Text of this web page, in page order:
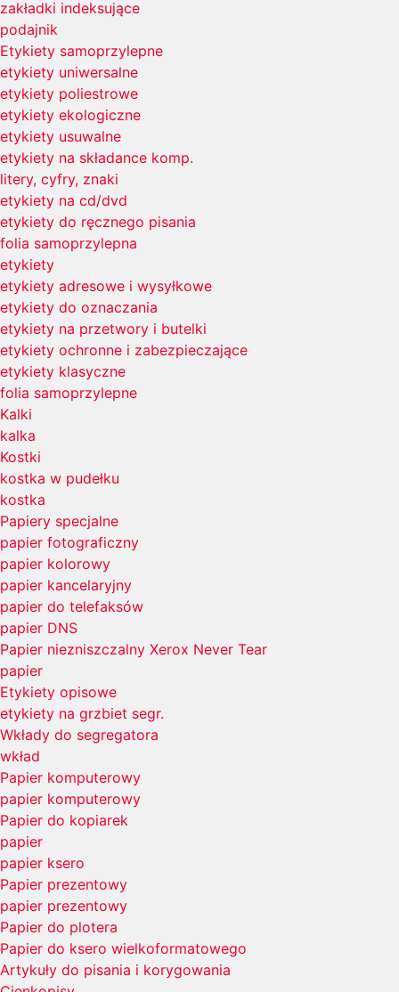
zakładki indeksujące
podajnik
Etykiety samoprzylepne
etykiety uniwersalne
etykiety poliestrowe
etykiety ekologiczne
etykiety usuwalne
etykiety na składance komp.
litery, cyfry, znaki
etykiety na cd/dvd
etykiety do ręcznego pisania
folia samoprzylepna
etykiety
etykiety adresowe i wysyłkowe
etykiety do oznaczania
etykiety na przetwory i butelki
etykiety ochronne i zabezpieczające
etykiety klasyczne
folia samoprzylepne
Kalki
kalka
Kostki
kostka w pudełku
kostka
Papiery specjalne
papier fotograficzny
papier kolorowy
papier kancelaryjny
papier do telefaksów
papier DNS
Papier niezniszczalny Xerox Never Tear
papier
Etykiety opisowe
etykiety na grzbiet segr.
Wkłady do segregatora
wkład
Papier komputerowy
papier komputerowy
Papier do kopiarek
papier
papier ksero
Papier prezentowy
papier prezentowy
Papier do plotera
Papier do ksero wielkoformatowego
Artykuły do pisania i korygowania